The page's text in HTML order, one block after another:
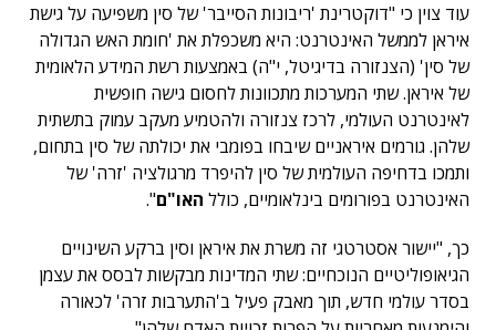
עוד צוין כי "דוקטרינת 'ריבונות הסייבר' של סין משפיעה על גישת
איראן לממשל האינטרנט: היא משכפלת את 'חומת האש הגדולה
של סין' (הצנזורה בדיגיטל, י"ה) באמצעות רשת המידע הלאומית
של איראן. שתי המערכות מתכוונות לחסום גישה חופשית
לאינטרנט העולמי, לרכז צנזורה ולהטמיע מעקב עמוק בתשתית
שלהן. גורמים איראניים שיבחו בפומבי את יכולתה של סין בתחום,
ותמכו בדחיפה העולמית של סין להיפרד מרגולציה 'זרה' של
האינטרנט בפורומים בינלאומיים, כולל האו"ם".
כך, "יישור אסטרטגי זה משרת את איראן וסין ברקע השינויים
הגיאופוליטיים הנוכחיים: שתי המדינות מבקשות לבסס את עצמן
בסדר עולמי חדש, תוך מאבק פעיל ב'התערבות זרה' לכאורה